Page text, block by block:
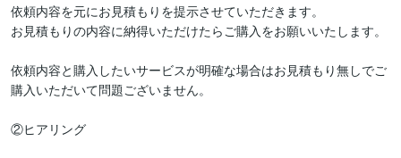
依頼内容を元にお見積もりを提示させていただきます。
お見積もりの内容に納得いただけたらご購入をお願いいたします。
依頼内容と購入したいサービスが明確な場合はお見積もり無しでご
購入いただいて問題ございません。
②ヒアリング